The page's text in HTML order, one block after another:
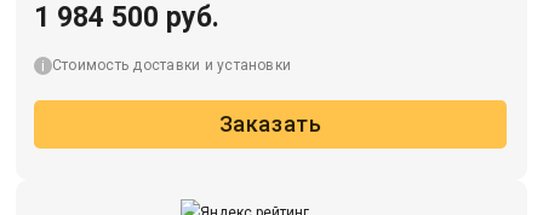
1 984 500 руб.
Стоимость доставки и установки
Заказать